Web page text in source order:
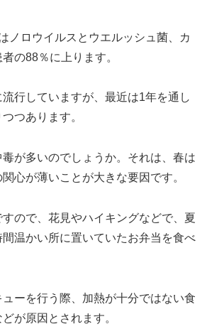
ノロウイルスとウエルッシュ菌、カ
の88％に上ります。
行していますが、最近は1年を通し
つあります。
が多いのでしょうか。それは、春は
心が薄いことが大きな要因です。
ので、花見やハイキングなどで、夏
温かい所に置いていたお弁当を食べ
ーを行う際、加熱が十分ではない食
が原因とされます。